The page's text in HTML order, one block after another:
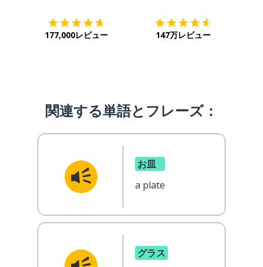
177,000レビュー 147万レビュー
関連する単語とフレーズ：
お皿
a plate
グラス